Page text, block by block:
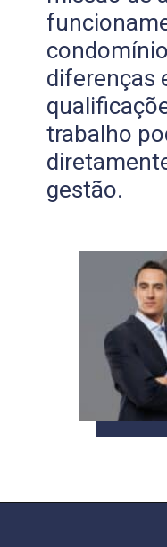
diferenças
trabalho
gestão.